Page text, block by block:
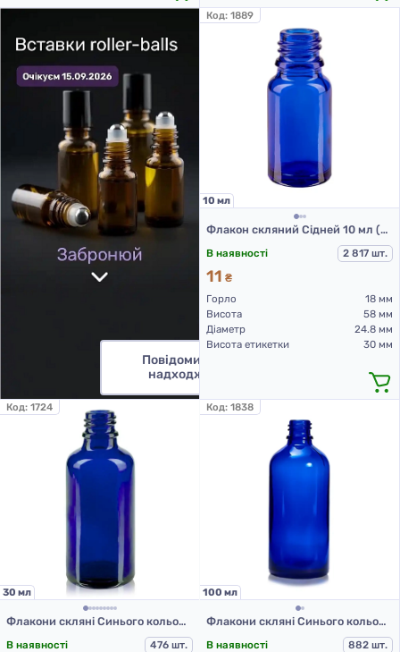
Повідомити про
надходження
Код: 1889
10 мл
Флакон скляний Сідней 10 мл (Синій)
В наявності 2 817 шт.
11 ₴
Горло
18 мм
Висота
58 мм
Діаметр
24.8 мм
Висота етикетки
30 мм
Код: 1724
30 мл
Флакони скляні Синього кольору з гвинтовою горловиною 30 мл, DIN 18, для Л-З (скляний флакон 30 мл)
В наявності 476 шт.
Код: 1838
100 мл
Флакони скляні Синього кольору з гвинтовою горловиною 100 мл, DIN 18, для Л-З (скляні флакони 100 мл)
В наявності 882 шт.